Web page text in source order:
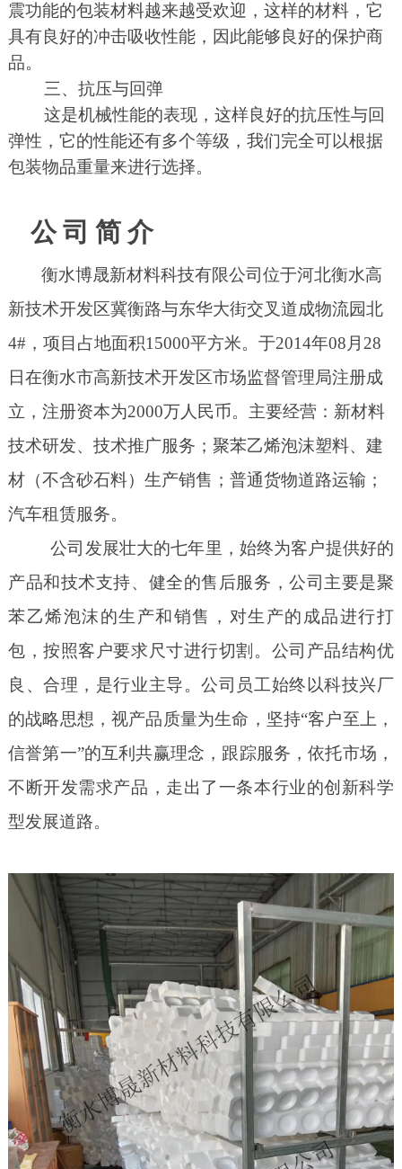
震功能的包装材料越来越受欢迎，这样的材料，它
具有良好的冲击吸收性能，因此能够良好的保护商
品。
三、抗压与回弹
这是机械性能的表现，这样良好的抗压性与回
弹性，它的性能还有多个等级，我们完全可以根据
包装物品重量来进行选择。
公 司 简 介
衡水博晟新材料科技有限公司位于河北衡水高
新技术开发区冀衡路与东华大街交叉道成物流园北
4#，项目占地面积1 5000平方米。于2014年08 月 28
日在衡水市高新技术开发区市场监督管理局注册成
立，注册资本为2000万人民币。 主要经营：新材料
技术研发、技术推广服务；聚苯乙烯泡沫塑料、建
材（不含砂石料）生产销售；普通货物道路运输；
汽车租赁服务。
公司发展壮大的七年里，始终为客户提供好的
产品和技术支持、健全的售后服务，公司主要是聚
苯乙烯泡沫的生产和销售，对生产的成品进行打
包，按照客户要求尺寸进行切割。公司产品结构优
良、合理，是行业主导。公司员工始终以科技兴厂
的战略思想，视产品质量为生命，坚持“客户至上，
信誉第一”的互利共赢理念，跟踪服务，依托市场，
不断开发需求产品，走出了一条本行业的创新科学
型发展道路。